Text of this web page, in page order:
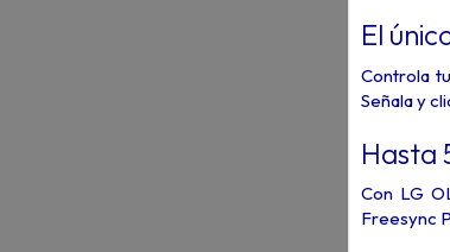
El
Controla
Señala y
Hasta
Con LG
Freesync